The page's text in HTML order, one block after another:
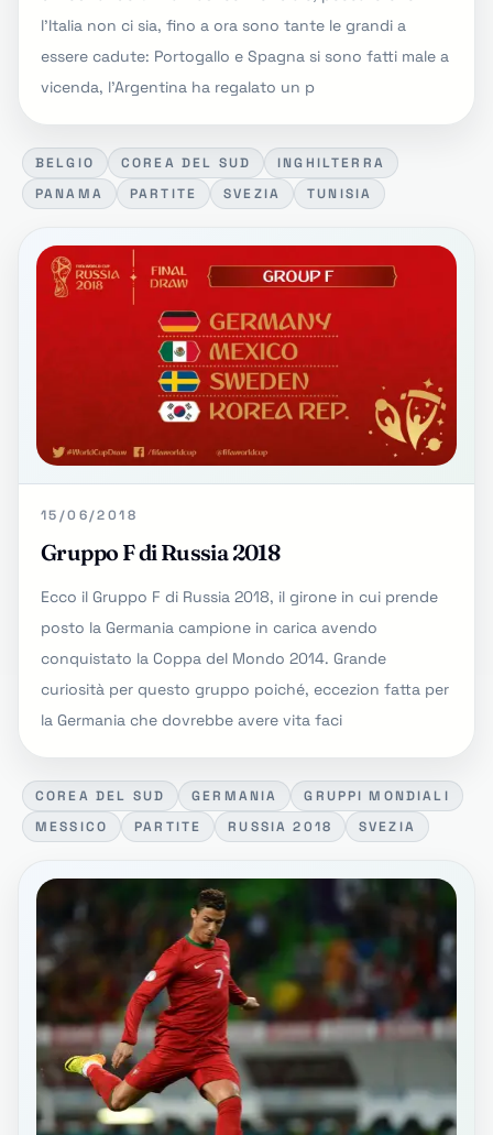
l'Italia non ci sia, fino a ora sono tante le grandi a
essere cadute: Portogallo e Spagna si sono fatti male a
vicenda, l'Argentina ha regalato un p
BELGIO COREA DEL SUD
INGHILTERRA
PANAMA
PARTITE SVEZIA TUNISIA
15/06/2018
Gruppo F di Russia 2018
Ecco il Gruppo F di Russia 2018, il girone in cui prende
posto la Germania campione in carica avendo
conquistato la Coppa del Mondo 2014. Grande
curiosità per questo gruppo poiché, eccezion fatta per
la Germania che dovrebbe avere vita faci
COREA DEL SUD GERMANIA
GRUPPI MONDIALI
MESSICO
PARTITE RUSSIA 2018 SVEZIA